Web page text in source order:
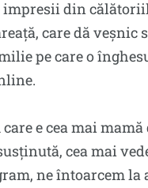
din
care dă veșnic
pe care o
e cea mai mamă
cea mai
ne întoarcem